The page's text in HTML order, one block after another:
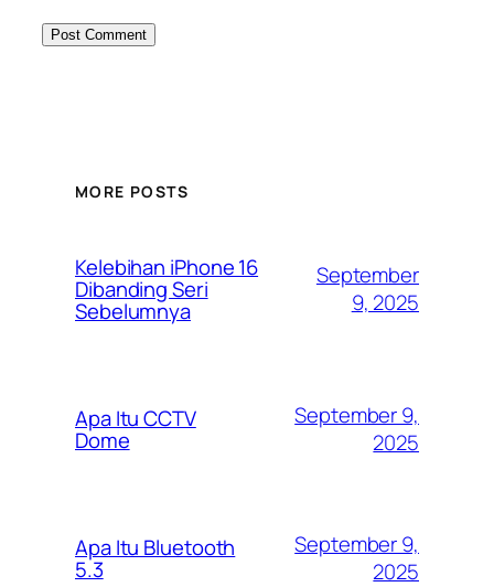
MORE POSTS
Kelebihan iPhone 16
Dibanding Seri
Sebelumnya
September
9, 2025
Apa Itu CCTV
Dome
September 9,
2025
Apa Itu Bluetooth
5.3
September 9,
2025